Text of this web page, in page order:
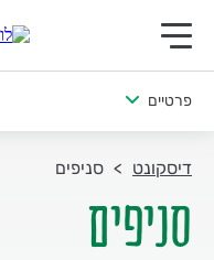
תפריט ראשי לנייד
פרטיים
דיסקונט סניפים
סניפים